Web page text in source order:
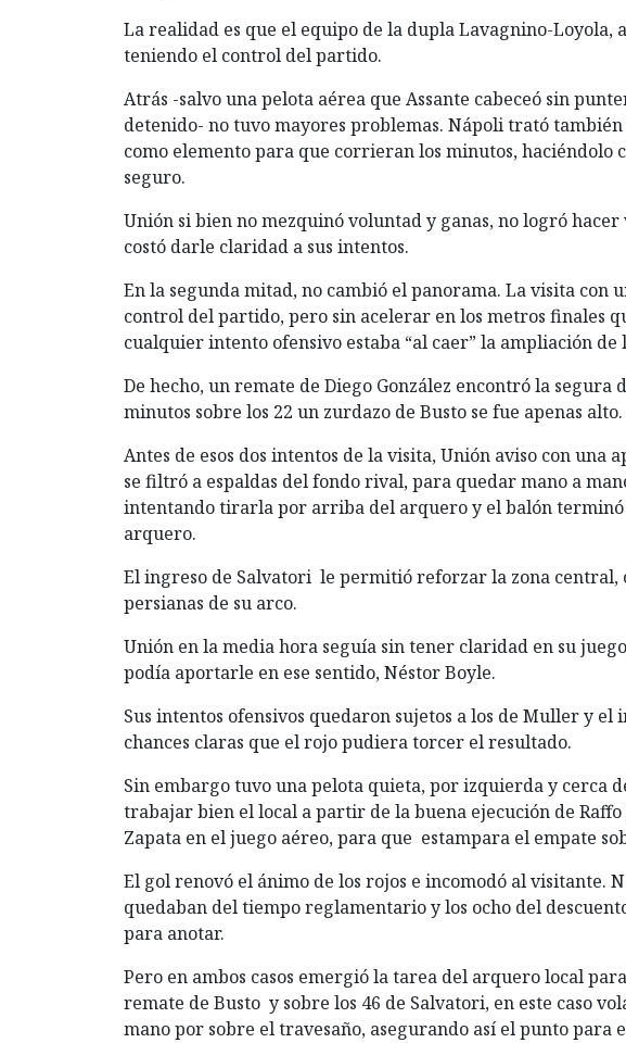
La realidad es que el equipo de la dupla Lavagnino-Loyola,
teniendo el control del partido.
Atrás -salvo una pelota aérea que Assante cabeceó sin
detenido- no tuvo mayores problemas. Nápoli trató
como elemento para que corrieran los minutos,
seguro.
Unión si bien no mezquinó voluntad y ganas, no logró
costó darle claridad a sus intentos.
En la segunda mitad, no cambió el panorama. La visita con
control del partido, pero sin acelerar en los metros finales
cualquier intento ofensivo estaba “al caer” la ampliación
De hecho, un remate de Diego González encontró la segura
minutos sobre los 22 un zurdazo de Busto se fue apenas alto.
Antes de esos dos intentos de la visita, Unión aviso con
se filtró a espaldas del fondo rival, para quedar mano a
intentando tirarla por arriba del arquero y el balón terminó
arquero.
El ingreso de Salvatori le permitió reforzar la zona central,
persianas de su arco.
Unión en la media hora seguía sin tener claridad en su
podía aportarle en ese sentido, Néstor Boyle.
Sus intentos ofensivos quedaron sujetos a los de Muller y el
chances claras que el rojo pudiera torcer el resultado.
Sin embargo tuvo una pelota quieta, por izquierda y cerca
trabajar bien el local a partir de la buena ejecución de
Zapata en el juego aéreo, para que estampara el empate
El gol renovó el ánimo de los rojos e incomodó al visitante.
quedaban del tiempo reglamentario y los ocho del
para anotar.
Pero en ambos casos emergió la tarea del arquero local
remate de Busto y sobre los 46 de Salvatori, en este caso
mano por sobre el travesaño, asegurando así el punto para